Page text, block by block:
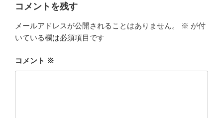
コメントを残す
メールアドレスが公開されることはありません。 ※ が付
いている欄は必須項目です
コメント ※